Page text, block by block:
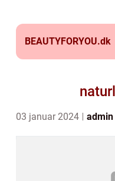
BEAUTYFORYOU.dk
03 januar 2024 admin